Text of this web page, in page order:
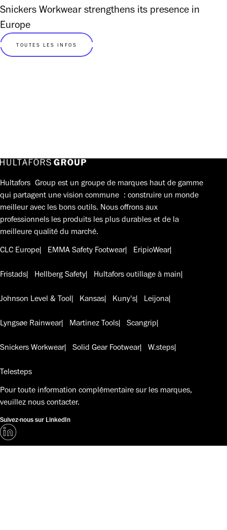
Snickers Workwear strengthens its presence in
Europe
TOUTES LES INFOS
Hultafors Group est un groupe de marques haut de gamme
qui partagent une vision commune : construire un monde
meilleur avec les bons outils. Nous offrons aux
professionnels les produits les plus durables et de la
meilleure qualité du marché.
CLC Europe
EMMA Safety Footwear EripioWear
Fristads Hellberg Safety Hultafors outillage à main
Johnson Level & Tool Kansas Kuny's Leijona
Lyngsøe Rainwear Martinez Tools Scangrip
Snickers Workwear Solid Gear Footwear W.steps
Telesteps
Pour toute information complémentaire sur les marques,
veuillez nous contacter.
Suivez-nous sur LinkedIn